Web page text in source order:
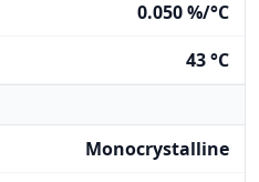
0.050 %/°C
43 °C
Monocrystalline